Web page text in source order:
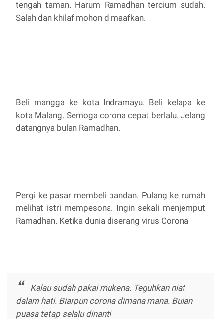
tengah taman. Harum Ramadhan tercium sudah.
Salah dan khilaf mohon dimaafkan.
Beli mangga ke kota Indramayu. Beli kelapa ke
kota Malang. Semoga corona cepat berlalu. Jelang
datangnya bulan Ramadhan.
Pergi ke pasar membeli pandan. Pulang ke rumah
melihat istri mempesona. Ingin sekali menjemput
Ramadhan. Ketika dunia diserang virus Corona
Kalau sudah pakai mukena. Teguhkan niat
dalam hati. Biarpun corona dimana mana. Bulan
puasa tetap selalu dinanti